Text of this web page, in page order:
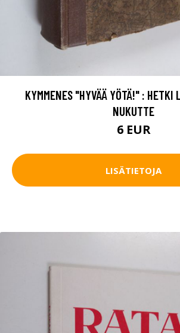
KYMMENES "HYVÄÄ YÖTÄ!" : HETKI
NUKUTTE
6 EUR
LISÄTIETOJA